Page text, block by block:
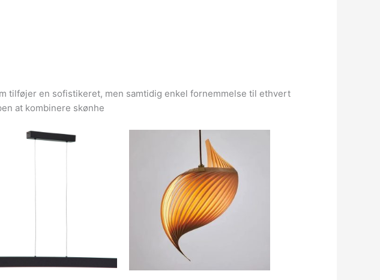
tilføjer en sofistikeret, men samtidig enkel fornemmelse til ethvert
at kombinere skønhe